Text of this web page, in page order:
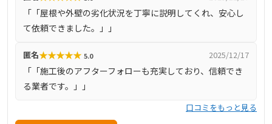
時間365日対応可能な体制を整えています。施工後には最長
15年の保証書を発行し、定期訪問サポートなどのアフター
「「屋根や外壁の劣化状況を丁寧に説明してくれ、安心し
て依頼できました。」」
匿名★★★★★ 5.0 2025/12/17
「「施工後のアフターフォローも充実しており、信頼でき
る業者です。」」
口コミをもっと見る